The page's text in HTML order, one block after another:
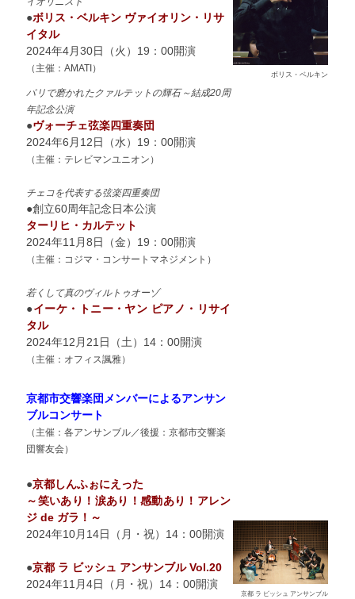
●ボリス・ベルキン ヴァイオリン・リサ
イタル
2024年4月30日（火）19：00開演
（主催：AMATI ）
ボリス・ベルキン
パリで磨かれたクァルテットの輝石～結成20周
年記念公演
●ヴォーチェ弦楽四重奏団
2024年6月12日（水）19：00開演
（主催：テレビマンユニオン ）
チェコを代表する弦楽四重奏団
●創立60周年記念日本公演
ターリヒ・カルテット
2024年11月8日（金）19：00開演
（主催：コジマ・コンサートマネジメント ）
若くして真のヴィルトゥオーゾ
●イーケ・トニー・ヤン ピアノ・リサイ
タル
2024年12月21日（土）14：00開演
（主催：オフィス諷雅）
京都市交響楽団メンバーによるアンサン
ブルコンサート
（主催：各アンサンブル／後援：京都市交響楽
団響友会）
●京都しんふぉにえった
～笑いあり！涙あり！感動あり！アレン
ジ de ガラ！～
2024年10月14日（月・祝）14：00開演
●京都 ラ ビッシュ アンサンブル Vol.20
2024年11月4日（月・祝）14：00開演
京都 ラ ビッシュ アンサンブル